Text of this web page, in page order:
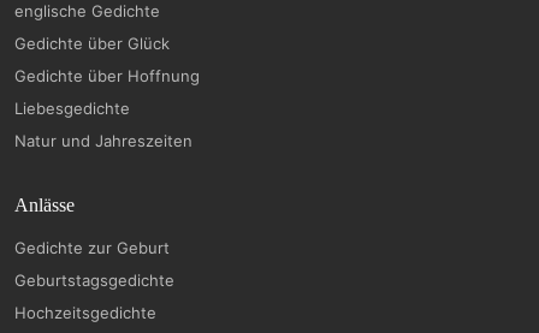
englische Gedichte
Gedichte über Glück
Gedichte über Hoffnung
Liebesgedichte
Natur und Jahreszeiten
Anlässe
Gedichte zur Geburt
Geburtstagsgedichte
Hochzeitsgedichte